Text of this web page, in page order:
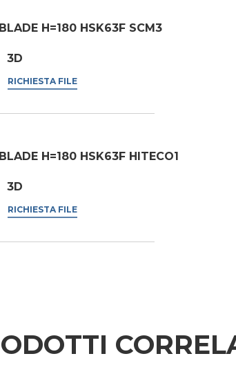
H=180 HSK63F SCM3
3D
RICHIESTA FILE
H=180 HSK63F HITECO1
3D
RICHIESTA FILE